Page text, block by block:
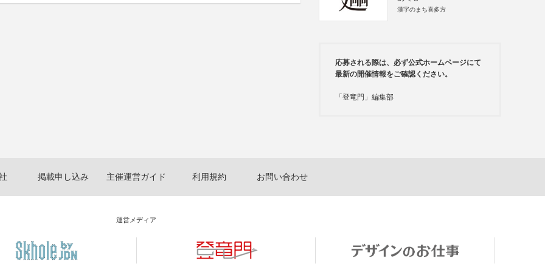
漢字のまち喜多方
応募される際は、必ず公式ホームページにて
最新の開催情報をご確認ください。
「登竜門」編集部
掲載申し込み 主催運営ガイド 利用規約 お問い合わせ
運営メディア